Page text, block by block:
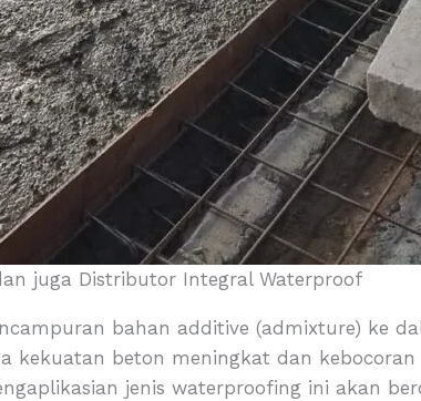
juga Distributor Integral Waterproof
bahan additive (admixture) ke
kekuatan beton meningkat dan
jenis waterproofing ini akan